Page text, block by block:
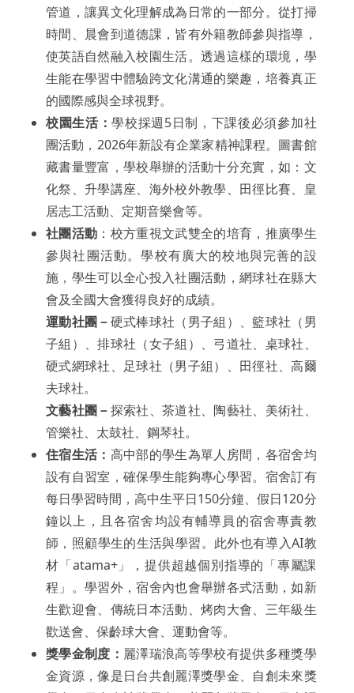
管道，讓異文化理解成為日常的一部分。從打掃
時間、晨會到道德課，皆有外籍教師參與指導，
使英語自然融入校園生活。透過這樣的環境，學
生能在學習中體驗跨文化溝通的樂趣，培養真正
的國際感與全球視野。
校園生活：學校採週5日制，下課後必須參加社
團活動，2026年新設有企業家精神課程。圖書館
藏書量豐富，學校舉辦的活動十分充實，如：文
化祭、升學講座、海外校外教學、田徑比賽、皇
居志工活動、定期音樂會等。
社團活動 ：校方重視文武雙全的培育，推廣學生
參與社團活動。學校有廣大的校地與完善的設
施，學生可以全心投入社團活動，網球社在縣大
會及全國大會獲得良好的成績。
運動社團－硬式棒球社（男子組）、籃球社（男
子組）、排球社（女子組）、弓道社、桌球社、
硬式網球社、足球社（男子組）、田徑社、高爾
夫球社。
文藝社團－探索社、茶道社、陶藝社、美術社、
管樂社、太鼓社、鋼琴社。
住宿生活： 高中部的學生為單人房間，各宿舍均
設有自習室，確保學生能夠專心學習。宿舍訂有
每日學習時間，高中生平日150分鐘、假日120分
鐘以上，且各宿舍均設有輔導員的宿舍專責教
師，照顧學生的生活與學習。此外也有導入AI教
材「atama+」，提供超越個別指導的「專屬課
程」。學習外，宿舍內也會舉辦各式活動，如新
生歡迎會、傳統日本活動、烤肉大會、三年級生
歡送會、保齡球大會、運動會等。
獎學金制度： 麗澤瑞浪高等學校有提供多種獎學
金資源，像是日台共創麗澤獎學金、自創未來獎